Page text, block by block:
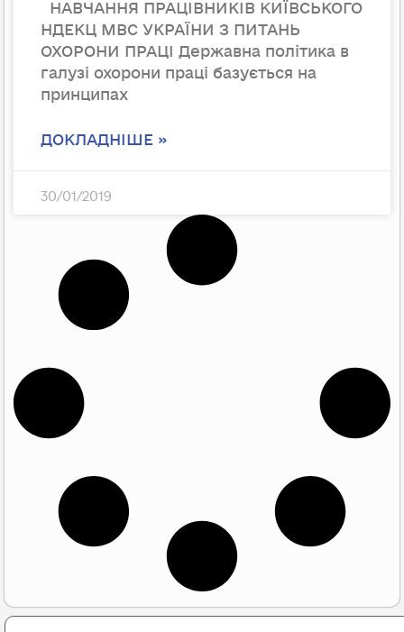
НАВЧАННЯ ПРАЦІВНИКІВ КИЇВСЬКОГО
НДЕКЦ МВС УКРАЇНИ З ПИТАНЬ
ОХОРОНИ ПРАЦІ Державна політика в
галузі охорони праці базується на
принципах
ДОКЛАДНІШЕ »
30/01/2019
Search